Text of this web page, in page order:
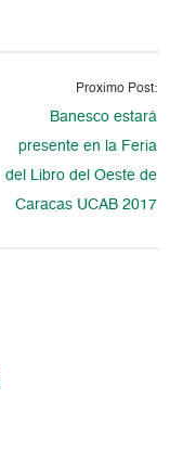
Proximo Post:
Banesco estará
presente en la Feria
del Libro del Oeste de
Caracas UCAB 2017